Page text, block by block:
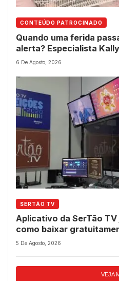
CONTEÚDO PATROCINADO
Quando uma ferida
alerta? Especialista
6 De Agosto, 2026
SERTÃO TV
Aplicativo da SerTão
como baixar
5 De Agosto, 2026
VEJA